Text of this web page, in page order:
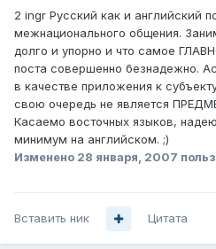
2 ingr Русский как и английский
межнационального общения.
долго и упорно и что самое
поста совершенно безнадежно.
в качестве приложения к
свою очередь не является
Касаемо восточных языков,
минимум на английском. ;)
Изменено 28 января, 2007
Вставить ник Цитата